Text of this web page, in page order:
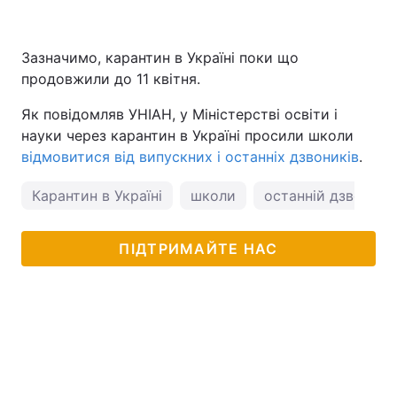
Зазначимо, карантин в Україні поки що
продовжили до 11 квітня.
Як повідомляв УНІАН, у Міністерстві освіти і
науки через карантин в Україні просили школи
відмовитися від випускних і останніх дзвоників.
Карантин в Україні школи останній дзвоник
ПІДТРИМАЙТЕ НАС